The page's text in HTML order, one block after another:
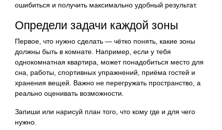
ошибиться и получить максимально удобный результат.
Определи задачи каждой зоны
Первое, что нужно сделать — чётко понять, какие зоны
должны быть в комнате. Например, если у тебя
однокомнатная квартира, может понадобиться место для
сна, работы, спортивных упражнений, приёма гостей и
хранения вещей. Важно не перегружать пространство, а
реально оценивать возможности.
Запиши или нарисуй план того, что кому где и для чего
нужно.